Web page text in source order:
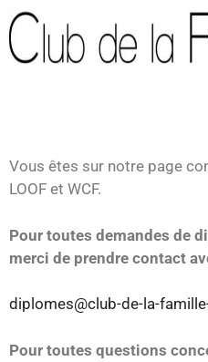
Vous êtes sur notre page
LOOF et WCF.
Pour toutes demandes de
merci de prendre contact
diplomes@club-de-la-
Pour toutes questions